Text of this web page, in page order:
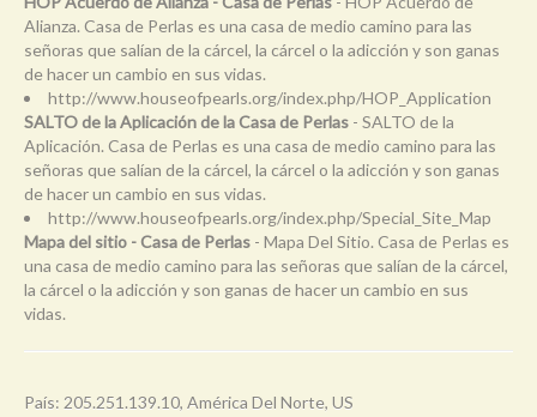
Alianza. Casa de Perlas es una casa de medio camino para las
señoras que salían de la cárcel, la cárcel o la adicción y son ganas
de hacer un cambio en sus vidas.
http://www.houseofpearls.org/index.php/HOP_Application
SALTO de la Aplicación de la Casa de Perlas - SALTO de la
Aplicación. Casa de Perlas es una casa de medio camino para las
señoras que salían de la cárcel, la cárcel o la adicción y son ganas
de hacer un cambio en sus vidas.
http://www.houseofpearls.org/index.php/Special_Site_Map
Mapa del sitio - Casa de Perlas - Mapa Del Sitio. Casa de Perlas es
una casa de medio camino para las señoras que salían de la cárcel,
la cárcel o la adicción y son ganas de hacer un cambio en sus
vidas.
País: 205.251.139.10, América Del Norte, US